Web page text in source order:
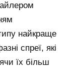
найкраще
спреї, які
їх більш